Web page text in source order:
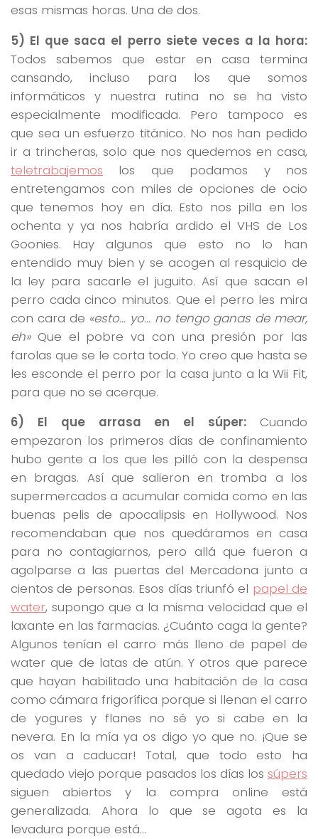
esas mismas horas. Una de dos.
5) El que saca el perro siete veces a la hora:
Todos sabemos que estar en casa termina
cansando, incluso para los que somos
informáticos y nuestra rutina no se ha visto
especialmente modificada. Pero tampoco es
que sea un esfuerzo titánico. No nos han pedido
ir a trincheras, solo que nos quedemos en casa,
teletrabajemos los que podamos y nos
entretengamos con miles de opciones de ocio
que tenemos hoy en día. Esto nos pilla en los
ochenta y ya nos habría ardido el VHS de Los
Goonies. Hay algunos que esto no lo han
entendido muy bien y se acogen al resquicio de
la ley para sacarle el juguito. Así que sacan el
perro cada cinco minutos. Que el perro les mira
con cara de «esto… yo… no tengo ganas de mear,
eh»Que el pobre va con una presión por las
farolas que se le corta todo. Yo creo que hasta se
les esconde el perro por la casa junto a la Wii Fit,
para que no se acerque.
6) El que arrasa en el súper: Cuando
empezaron los primeros días de confinamiento
hubo gente a los que les pilló con la despensa
en bragas. Así que salieron en tromba a los
supermercados a acumular comida como en las
buenas pelis de apocalipsis en Hollywood. Nos
recomendaban que nos quedáramos en casa
para no contagiarnos, pero allá que fueron a
agolparse a las puertas del Mercadona junto a
cientos de personas. Esos días triunfó el papel de
water, supongo que a la misma velocidad que el
laxante en las farmacias. ¿Cuánto caga la gente?
Algunos tenían el carro más lleno de papel de
water que de latas de atún. Y otros que parece
que hayan habilitado una habitación de la casa
como cámara frigorífica porque si llenan el carro
de yogures y flanes no sé yo si cabe en la
nevera. En la mía ya os digo yo que no. ¡Que se
os van a caducar! Total, que todo esto ha
quedado viejo porque pasados los días los súpers
siguen abiertos y la compra online está
generalizada. Ahora lo que se agota es la
levadura porque está…